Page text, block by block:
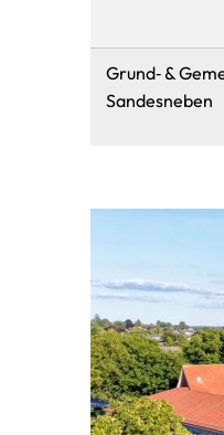
Grund‑ &
Sandesneben